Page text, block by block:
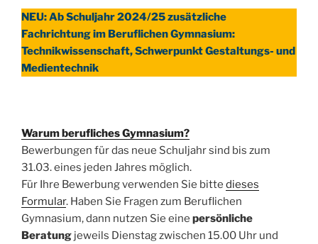
NEU: Ab Schuljahr 2024/25 zusätzliche
Fachrichtung im Beruflichen Gymnasium:
Technikwissenschaft, Schwerpunkt Gestaltungs- und
Medientechnik
Warum berufliches Gymnasium?
Bewerbungen für das neue Schuljahr sind bis zum
31.03. eines jeden Jahres möglich.
Für Ihre Bewerbung verwenden Sie bitte dieses
Formular. Haben Sie Fragen zum Beruflichen
Gymnasium, dann nutzen Sie eine persönliche
Beratung jeweils Dienstag zwischen 15.00 Uhr und